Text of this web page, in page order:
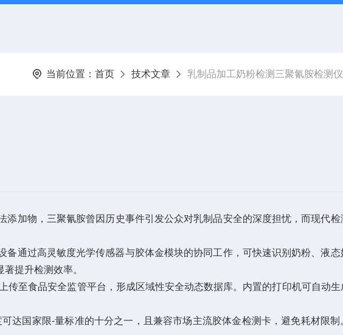
当前位置： 首页 技术文章 乳制品加工奶粉检测三聚氰胺检测
添加物，三聚氰胺曾因历史事件引发公众对乳制品安全的深度担忧，而现代
过高灵敏度光学传感器与胶体金模块的协同工作，可快速识别奶粉、液态
提升检测效率。
至食品安全监管平台，形成区域性安全动态数据库。内置的打印机可自动生
国家限-量标准的十分之一，且兼容市场主流胶体金检测卡，避免耗材限制